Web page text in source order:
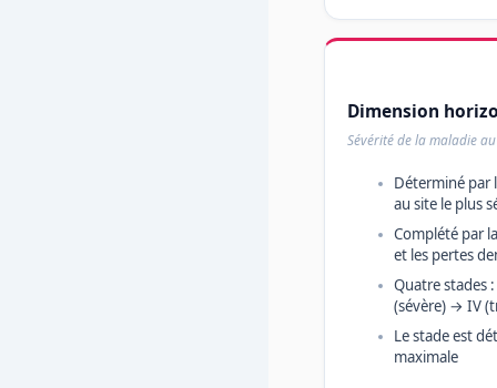
Dimension
Sévérité de la maladie
Déterminé par
au site le plus
Complété par
et les pertes
Quatre
(sévère) → IV
Le stade est
maximale